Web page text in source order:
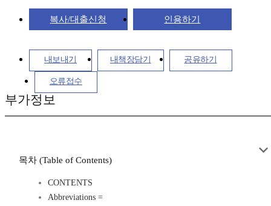
복사/대출신청 인용하기
내보내기 내책장담기 공유하기
오류접수
부가정보
목차 (Table of Contents)
CONTENTS
Abbreviations =